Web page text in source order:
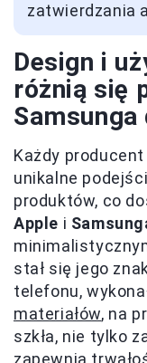
zatwierdzania
Design i
różnią się
Każdy
unikalne
produktów, co
Apple i
stał się jego
telefonu,
materiałów, na
szkła, nie tylko
zapewnia